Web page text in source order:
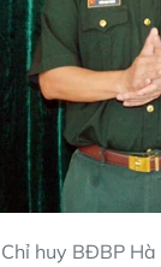
huy BĐBP